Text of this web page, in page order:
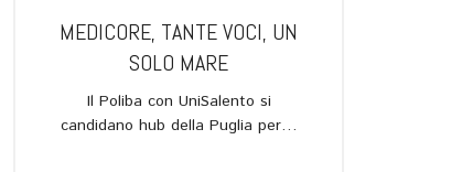
MEDICORE, TANTE VOCI, UN
SOLO MARE
Il Poliba con UniSalento si
candidano hub della Puglia per…